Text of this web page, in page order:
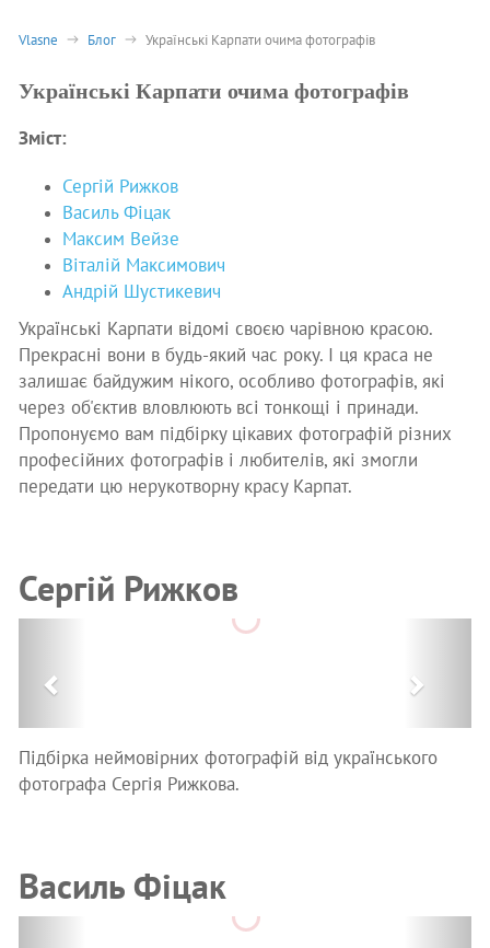
Vlasne Блог Українські Карпати очима фотографів
Українські Карпати очима фотографів
Зміст:
Сергій Рижков
Василь Фіцак
Максим Вейзе
Віталій Максимович
Андрій Шустикевич
Українські Карпати відомі своєю чарівною красою.
Прекрасні вони в будь-який час року. І ця краса не
залишає байдужим нікого, особливо фотографів, які
через об'єктив вловлюють всі тонкощі і принади.
Пропонуємо вам підбірку цікавих фотографій різних
професійних фотографів і любителів, які змогли
передати цю нерукотворну красу Карпат.
Сергій Рижков
Підбірка неймовірних фотографій від українського
фотографа Сергія Рижкова.
Василь Фіцак